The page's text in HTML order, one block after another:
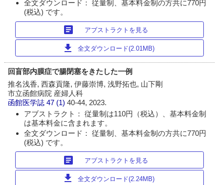
全文ダウンロード： 従量制、基本料金制の方共に770円
(税込) です。
article アブストラクトを見る
download 全文ダウンロード(2.01MB)
回盲部内膜症で腸閉塞をきたした一例
推名浅香, 西森貢隆, 伊藤崇博, 浅野拓也, 山下剛
市立函館病院 産婦人科
函館医学誌 47 (1)40-44, 2023.
アブストラクト： 従量制は110円（税込）、基本料金制
は基本料金に含まれます。
全文ダウンロード： 従量制、基本料金制の方共に770円
(税込) です。
article アブストラクトを見る
download 全文ダウンロード(2.24MB)